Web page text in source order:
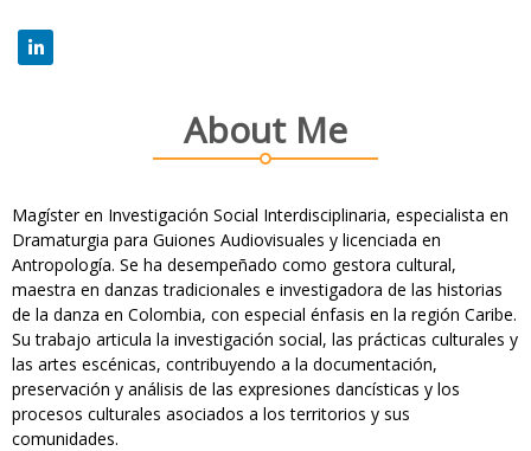
About Me
Magíster en Investigación Social Interdisciplinaria, especialista en
Dramaturgia para Guiones Audiovisuales y licenciada en
Antropología. Se ha desempeñado como gestora cultural,
maestra en danzas tradicionales e investigadora de las historias
de la danza en Colombia, con especial énfasis en la región Caribe.
Su trabajo articula la investigación social, las prácticas culturales y
las artes escénicas, contribuyendo a la documentación,
preservación y análisis de las expresiones dancísticas y los
procesos culturales asociados a los territorios y sus
comunidades.